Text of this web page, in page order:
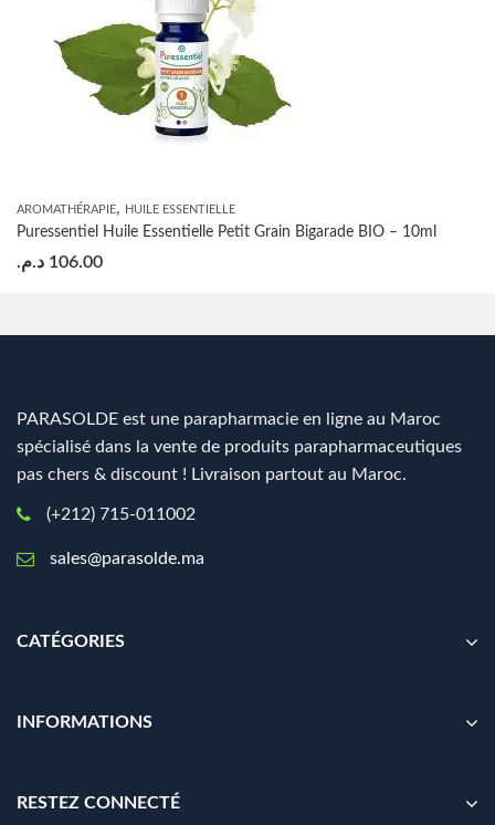
AROMATHÉRAPIE, HUILE ESSENTIELLE
Puressentiel Huile Essentielle Petit Grain Bigarade BIO – 10ml
106.00 د.م.
PARASOLDE est une parapharmacie en ligne au Maroc
spécialisé dans la vente de produits parapharmaceutiques
pas chers & discount ! Livraison partout au Maroc.
(+212) 715-011002
sales@parasolde.ma
CATÉGORIES
INFORMATIONS
RESTEZ CONNECTÉ